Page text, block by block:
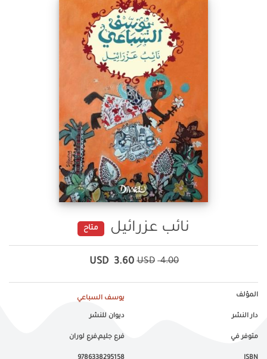
نائب عزرائيل متاح
4.00
USD
3.60
USD
المؤلف يوسف السباعي
دار النشر ديوان للنشر
متوفر في فرع جليم,فرع لوران